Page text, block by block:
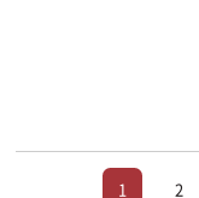
1 2